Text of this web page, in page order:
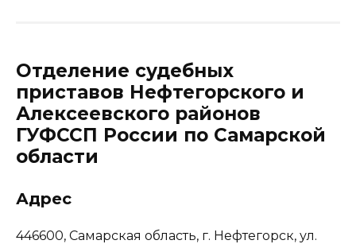
Отделение судебных
приставов Нефтегорского и
Алексеевского районов
ГУФССП России по Самарской
области
Адрес
446600, Самарская область, г. Нефтегорск, ул.